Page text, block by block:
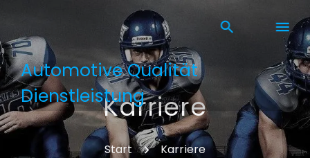
Automotive Qualität
DienstleistungKarriere
Start Karriere